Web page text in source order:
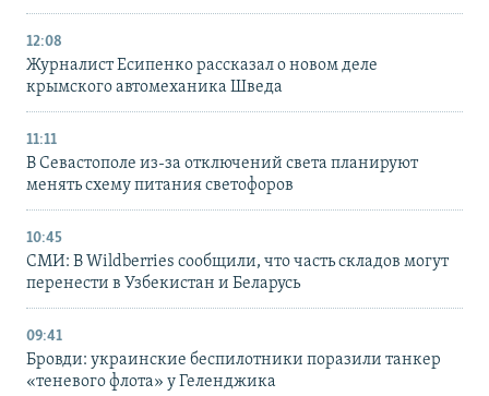
12:08
Журналист Есипенко рассказал о новом деле
крымского автомеханика Шведа
11:11
В Севастополе из-за отключений света планируют
менять схему питания светофоров
10:45
СМИ: В Wildberries сообщили, что часть складов могут
перенести в Узбекистан и Беларусь
09:41
Бровди: украинские беспилотники поразили танкер
«теневого флота» у Геленджика